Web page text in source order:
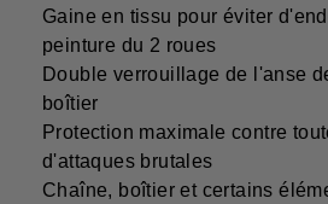
Gaine en tissu pour éviter
peinture du 2 roues
Double verrouillage de l'anse
boîtier
Protection maximale contre
d'attaques brutales
Chaîne, boîtier et certains